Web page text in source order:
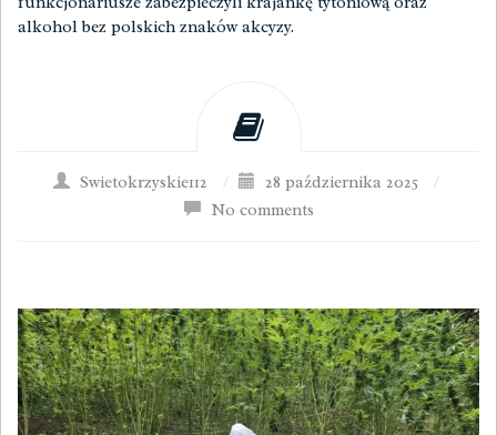
alkohol bez polskich znaków akcyzy.
Swietokrzyskie112 / 28 października 2025
/
No comments